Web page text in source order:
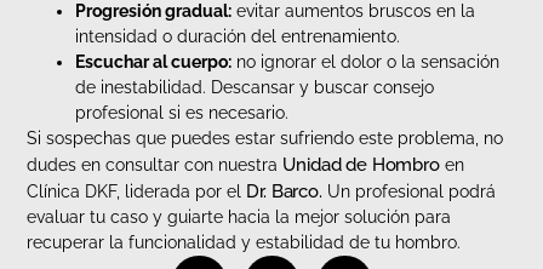
Progresión gradual: evitar aumentos bruscos en la
intensidad o duración del entrenamiento.
Escuchar al cuerpo: no ignorar el dolor o la sensación
de inestabilidad. Descansar y buscar consejo
profesional si es necesario.
Si sospechas que puedes estar sufriendo este problema, no
dudes en consultar con nuestra Unidad de Hombroen
Clínica DKF, liderada por el Dr. Barco. Un profesional podrá
evaluar tu caso y guiarte hacia la mejor solución para
recuperar la funcionalidad y estabilidad de tu hombro.